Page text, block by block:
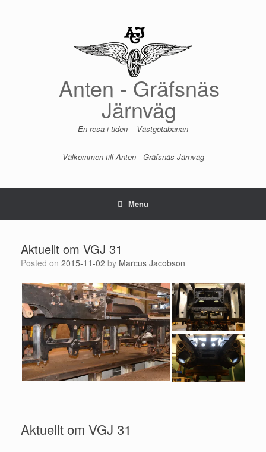
Anten - Gräfsnäs
Järnväg
En resa i tiden – Västgötabanan
Välkommen till Anten - Gräfsnäs Järnväg
Menu
Aktuellt om VGJ 31
Posted on 2015-11-02 by Marcus Jacobson
Aktuellt om VGJ 31